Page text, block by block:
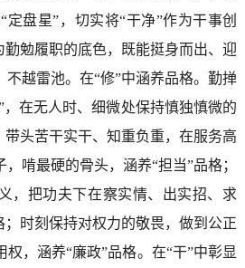
定盘星”，切实将“干净”作为干事创
勤勉履职的底色，既能挺身而出、迎
不越雷池。在“修”中涵养品格。勤掸
，在无人时、细微处保持慎独慎微的
带头苦干实干、知重负重，在服务高
啃最硬的骨头，涵养“担当”品格；
，把功夫下在察实情、出实招、求
；时刻保持对权力的敬畏，做到公正
，涵养“廉政”品格。在“干”中彰显